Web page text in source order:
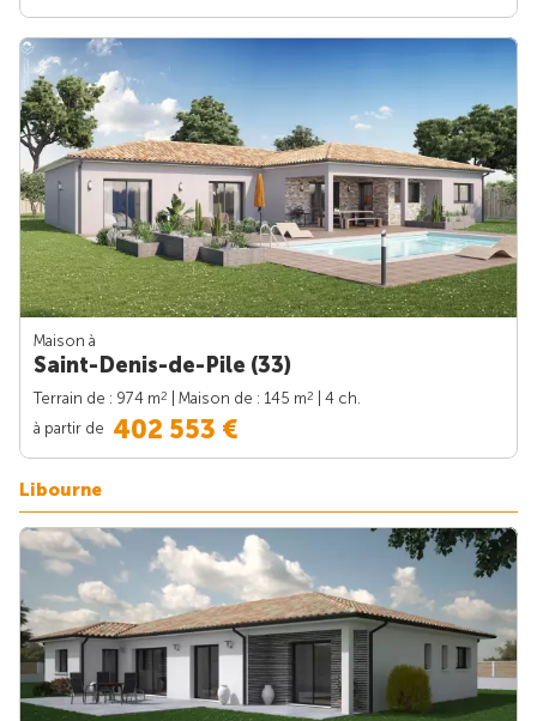
Maison à
Saint-Denis-de-Pile (33)
Terrain de : 974 m2 | Maison de : 145 m2
| 4 ch.
à partir de 402 553 €
Libourne